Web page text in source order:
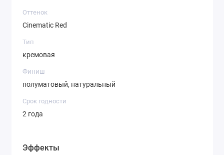
Оттенок
Cinematic Red
Тип
кремовая
Финиш
полуматовый, натуральный
Срок годности
2 года
Эффекты